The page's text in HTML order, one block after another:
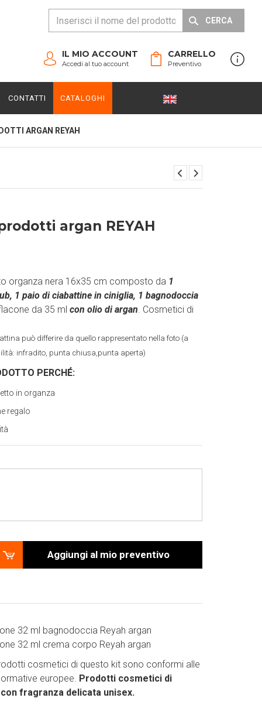
CERCA
CARRELLO
Preventivo
IL MIO ACCOUNT
Accedi al tuo account
CONTATTI CATALOGHI
ARGAN REYAH
argan REYAH
organza nera 16x35 cm composto da 1
1 paio di ciabattine in ciniglia, 1 bagnodoccia
da 35 mlcon olio di argan. Cosmetici di
può differire da quello rappresentato nella foto (a
infradito, punta chiusa,punta aperta)
PERCHÉ:
in organza
regalo
Aggiungi al mio preventivo
32 ml bagnodoccia Reyah argan
32 ml crema corpo Reyah argan
cosmetici di questo kit sono conformi alle
europee. Prodotti cosmetici di
fragranza delicata unisex.